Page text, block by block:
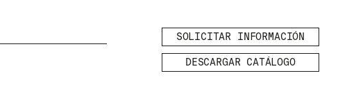
SOLICITAR INFORMACIÓN
DESCARGAR CATÁLOGO